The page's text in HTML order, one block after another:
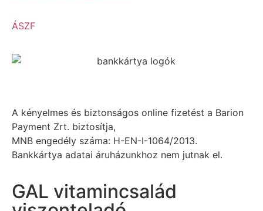
ÁSZF
A kényelmes és biztonságos online fizetést a Barion
Payment Zrt. biztosítja,
MNB engedély száma: H-EN-I-1064/2013.
Bankkártya adatai áruházunkhoz nem jutnak el.
GAL vitamincsalád